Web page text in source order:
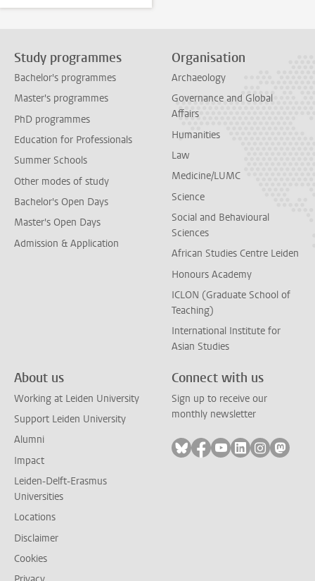
Study programmes
Bachelor's programmes
Master's programmes
PhD programmes
Education for Professionals
Summer Schools
Other modes of study
Bachelor's Open Days
Master's Open Days
Admission & Application
Organisation
Archaeology
Governance and Global
Affairs
Humanities
Law
Medicine/LUMC
Science
Social and Behavioural
Sciences
African Studies Centre Leiden
Honours Academy
ICLON (Graduate School of
Teaching)
International Institute for
Asian Studies
About us
Working at Leiden University
Support Leiden University
Alumni
Impact
Leiden-Delft-Erasmus
Universities
Locations
Disclaimer
Cookies
Connect with us
Sign up to receive our
monthly newsletter
Follow on bluesky
Follow on facebook
Follow on youtube
Follow on
Follow on